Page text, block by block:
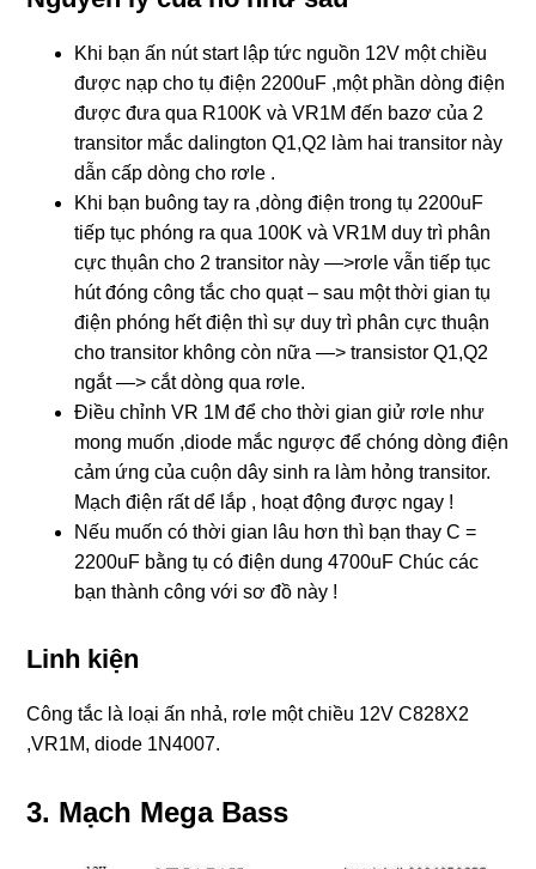
Khi bạn ấn nút start lập tức nguồn 12V một chiều
được nạp cho tụ điện 2200uF ,một phần dòng điện
được đưa qua R100K và VR1M đến bazơ của 2
transitor mắc dalington Q1,Q2 làm hai transitor này
dẫn cấp dòng cho rơle .
Khi bạn buông tay ra ,dòng điện trong tụ 2200uF
tiếp tục phóng ra qua 100K và VR1M duy trì phân
cực thụân cho 2 transitor này —>rơle vẫn tiếp tục
hút đóng công tắc cho quạt – sau một thời gian tụ
điện phóng hết điện thì sự duy trì phân cực thuận
cho transitor không còn nữa —> transistor Q1,Q2
ngắt —> cắt dòng qua rơle.
Điều chỉnh VR 1M để cho thời gian giử rơle như
mong muốn ,diode mắc ngược để chóng dòng điện
cảm ứng của cuộn dây sinh ra làm hỏng transitor.
Mạch điện rất dể lắp , hoạt động được ngay !
Nếu muốn có thời gian lâu hơn thì bạn thay C =
2200uF bằng tụ có điện dung 4700uF Chúc các
bạn thành công với sơ đồ này !
Linh kiện
Công tắc là loại ấn nhả, rơle một chiều 12V C828X2
,VR1M, diode 1N4007.
3. Mạch Mega Bass